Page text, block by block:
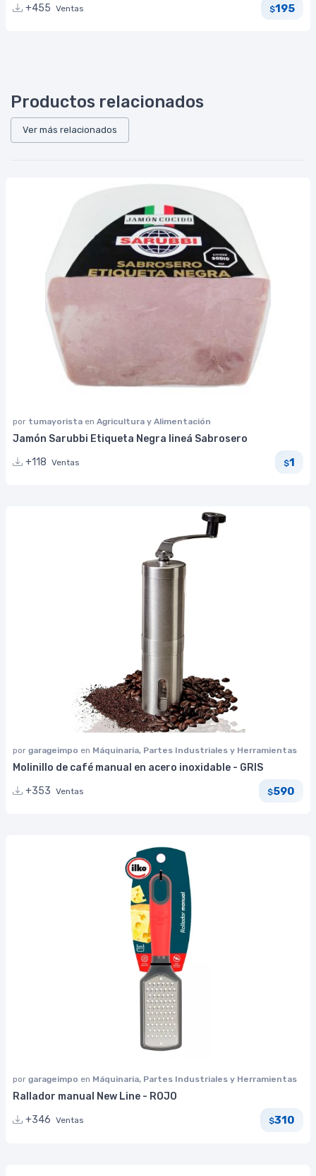
+455 Ventas $195
Productos relacionados
Ver más relacionados
por tumayorista en Agricultura y Alimentación
Jamón Sarubbi Etiqueta Negra lineá Sabrosero
+118 Ventas $1
por garageimpo en Máquinaria, Partes Industriales y Herramientas
Molinillo de café manual en acero inoxidable - GRIS
+353 Ventas $590
por garageimpo en Máquinaria, Partes Industriales y Herramientas
Rallador manual New Line - ROJO
+346 Ventas $310